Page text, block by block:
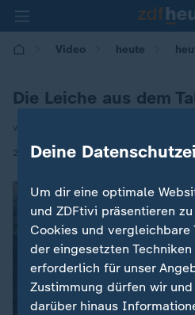
Video heute
Die Leiche aus dem
von Marco Lückenhaus und Britta Marks
29.11.2020 | 06:00
Deine
Um dir eine optimale
und ZDFtivi präsentieren
Cookies und vergleichbare
der eingesetzten
erforderlich für unser
Zustimmung dürfen wir
darüber hinaus